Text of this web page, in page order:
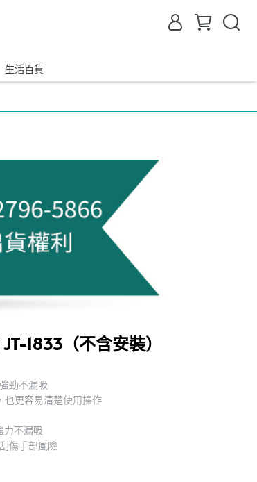
生活百貨
1833（不含安裝）
勁不漏吸
也更容易清楚使用操作
力不漏吸
傷手部風險